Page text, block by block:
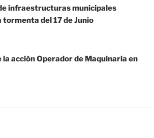
infraestructuras municipales
del 17 de Junio
la acción Operador de Maquinaria en